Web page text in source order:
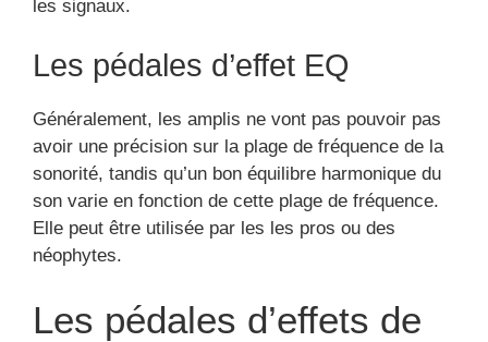
les signaux.
Les pédales d’effet EQ
Généralement, les amplis ne vont pas pouvoir pas
avoir une précision sur la plage de fréquence de la
sonorité, tandis qu’un bon équilibre harmonique du
son varie en fonction de cette plage de fréquence.
Elle peut être utilisée par les les pros ou des
néophytes.
Les pédales d’effets de